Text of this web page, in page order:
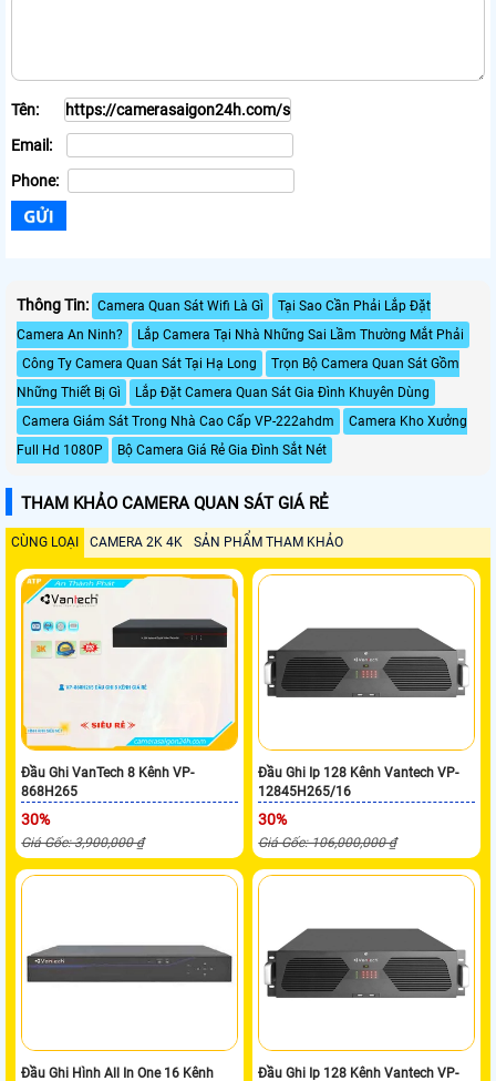
Tên:
Email:
Phone:
Thông Tin: Camera Quan Sát Wifi Là Gì
Tại Sao Cần Phải Lắp Đặt
Camera An Ninh?
Lắp Camera Tại Nhà Những Sai Lầm Thường Mắt Phải
Công Ty Camera Quan Sát Tại Hạ Long
Trọn Bộ Camera Quan Sát Gồm
Những Thiết Bị Gì
Lắp Đặt Camera Quan Sát Gia Đình Khuyên Dùng
Camera Giám Sát Trong Nhà Cao Cấp VP-222ahdm
Camera Kho Xưởng
Full Hd 1080P
Bộ Camera Giá Rẻ Gia Đình Sắt Nét
THAM KHẢO CAMERA QUAN SÁT GIÁ RẺ
CÙNG LOẠI CAMERA 2K 4K SẢN PHẨM THAM KHẢO
Đầu Ghi VanTech 8 Kênh VP-
868H265
30%
Giá Gốc: 3,900,000 ₫
Đầu Ghi Ip 128 Kênh Vantech VP-
12845H265/16
30%
Giá Gốc: 106,000,000 ₫
Đầu Ghi Hình All In One 16 Kênh Đầu Ghi Ip 128 Kênh Vantech VP-